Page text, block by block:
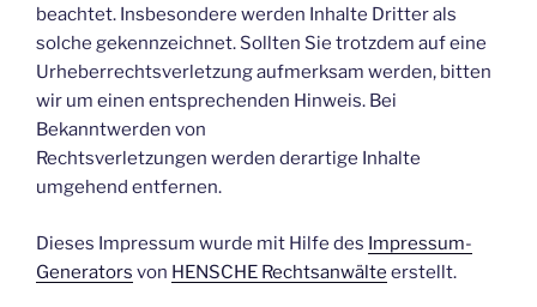
beachtet. Insbesondere werden Inhalte Dritter als
solche gekennzeichnet. Sollten Sie trotzdem auf eine
Urheberrechtsverletzung aufmerksam werden, bitten
wir um einen entsprechenden Hinweis. Bei
Bekanntwerden von
Rechtsverletzungen werden derartige Inhalte
umgehend entfernen.
Dieses Impressum wurde mit Hilfe des Impressum-
Generators von HENSCHE Rechtsanwälte erstellt.